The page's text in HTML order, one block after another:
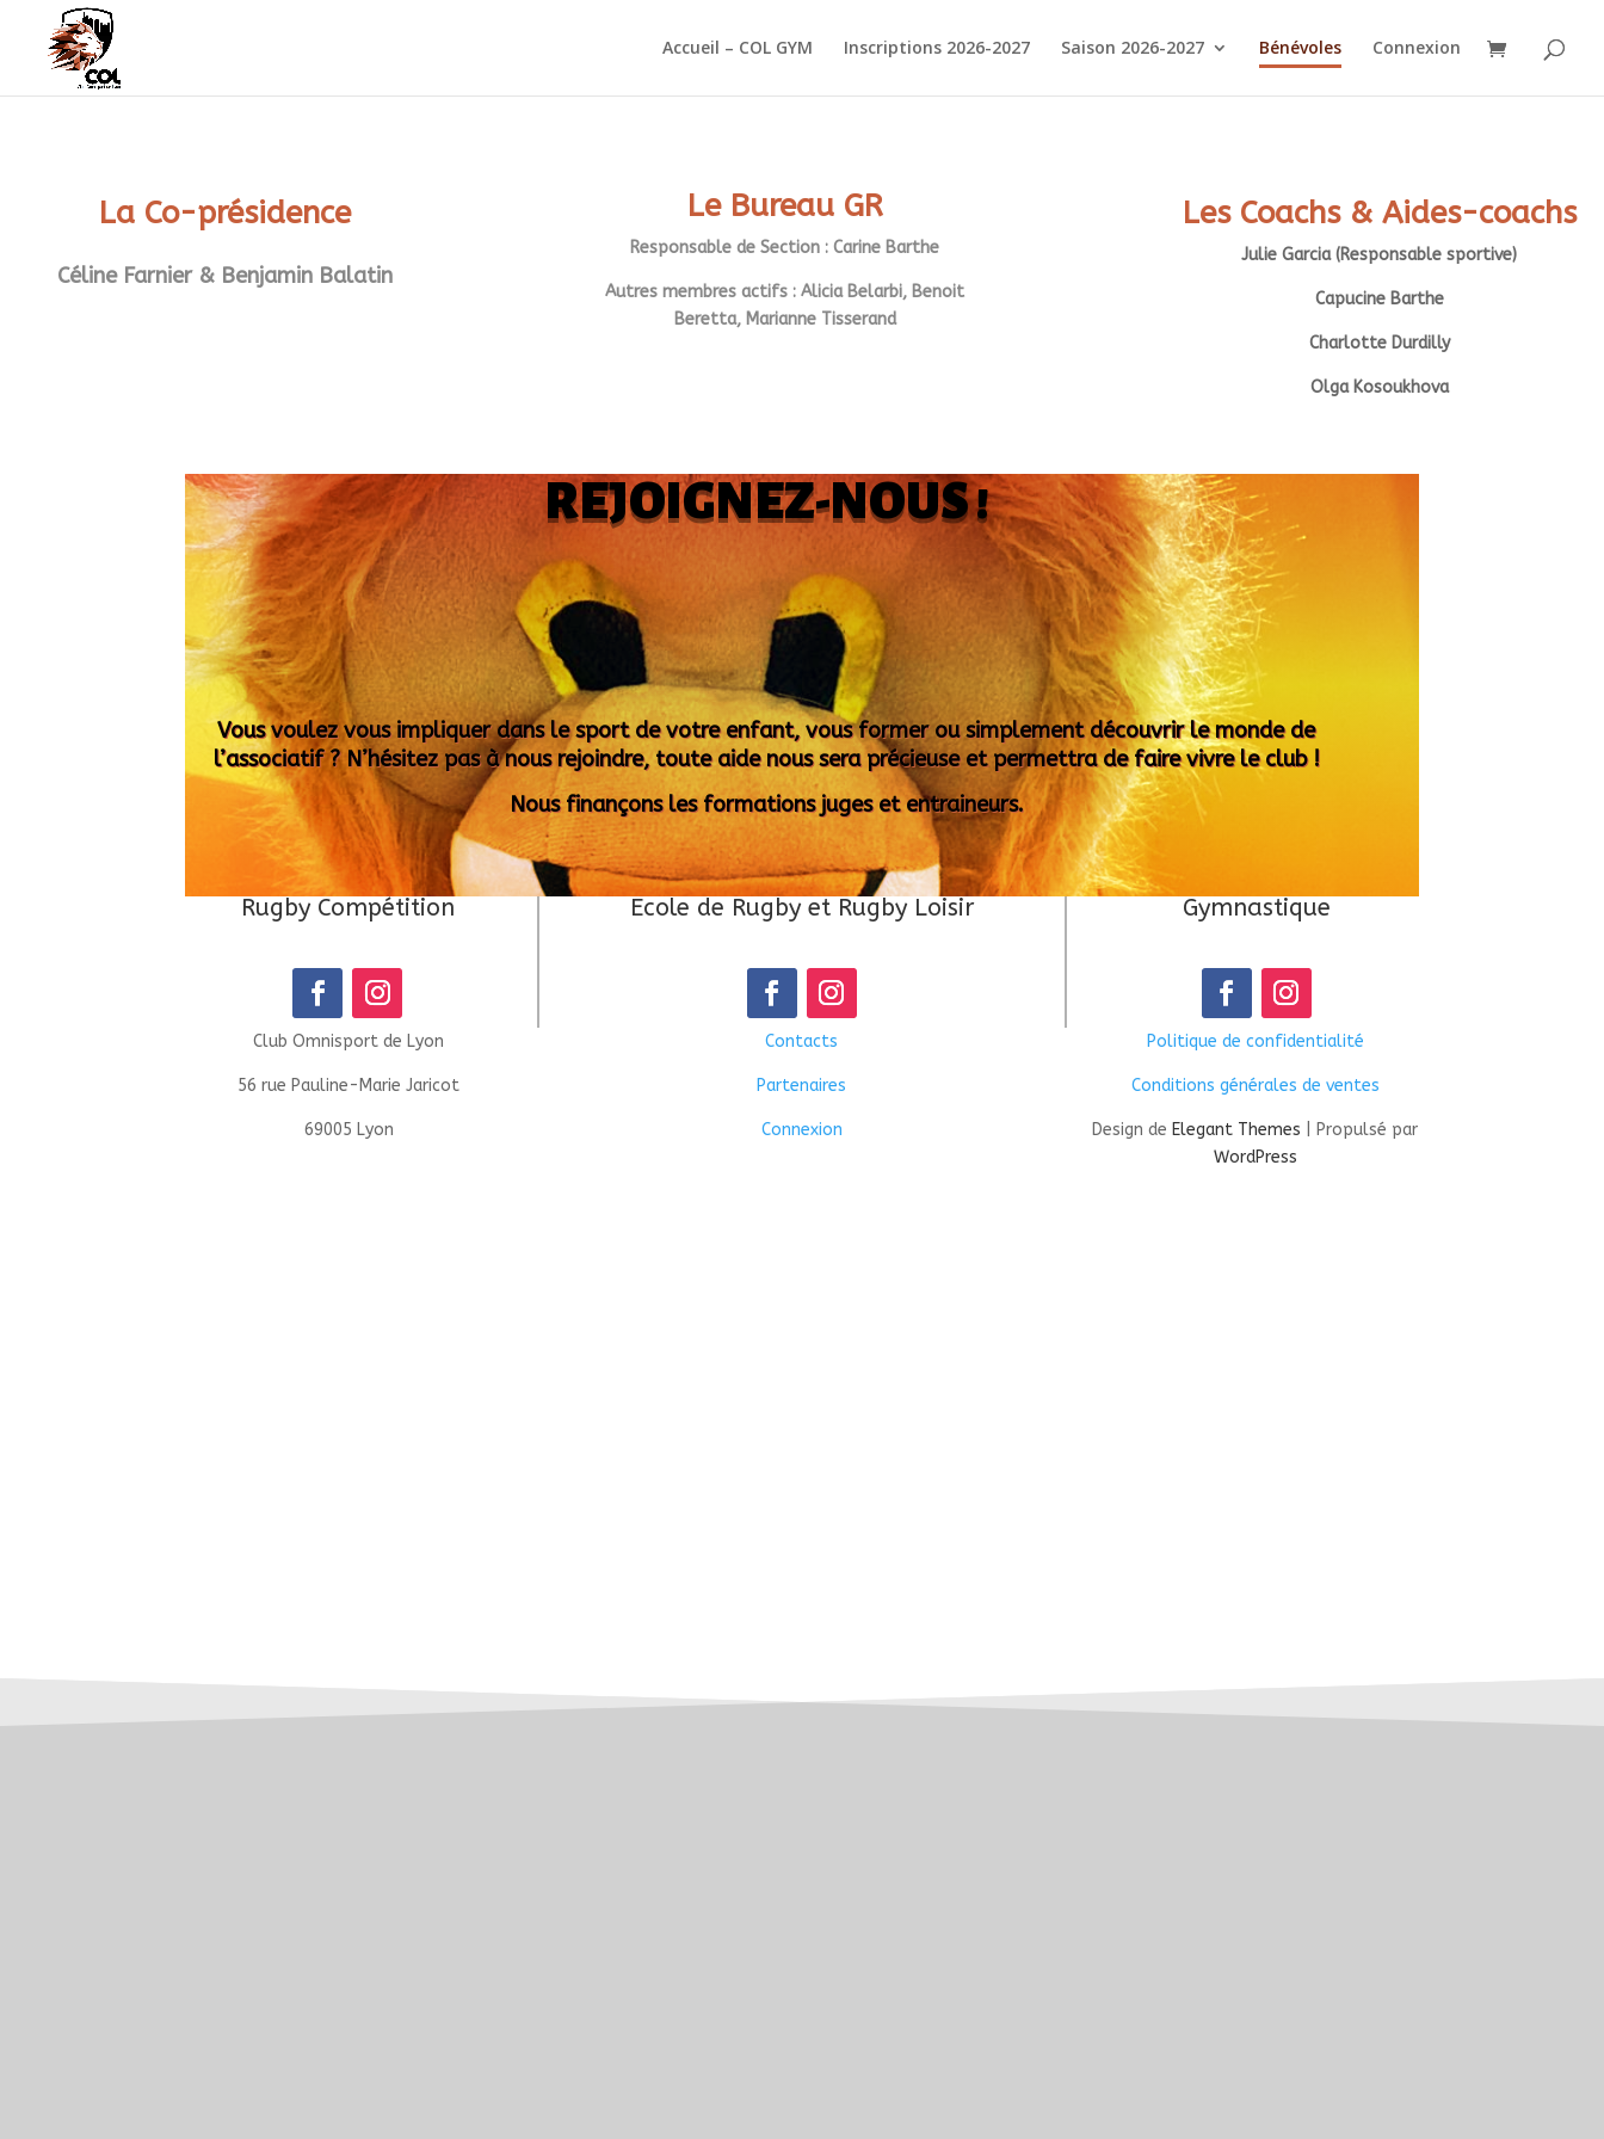
Accueil – COL GYM Inscriptions 2026-2027 Saison 2026-2027 Bénévoles Connexion
La Co-présidence
Céline Farnier & Benjamin Balatin
Le Bureau GR
Responsable de Section : Carine Barthe
Autres membres actifs : Alicia Belarbi, Benoit
Beretta, Marianne Tisserand
Les Coachs & Aides-coachs
Julie Garcia (Responsable sportive)
Capucine Barthe
Charlotte Durdilly
Olga Kosoukhova
REJOIGNEZ-NOUS !
Vous voulez vous impliquer dans le sport de votre enfant, vous former ou simplement découvrir le monde de
l’associatif ? N’hésitez pas à nous rejoindre, toute aide nous sera précieuse et permettra de faire vivre le club !
Nous finançons les formations juges et entraineurs.
Rugby Compétition Ecole de Rugby et Rugby Loisir Gymnastique
Club Omnisport de Lyon
56 rue Pauline-Marie Jaricot
69005 Lyon
Contacts
Partenaires
Connexion
Politique de confidentialité
Conditions générales de ventes
Design de Elegant Themes | Propulsé par
WordPress